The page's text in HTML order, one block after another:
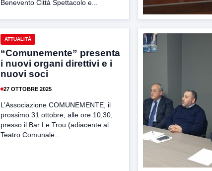
Benevento Città Spettacolo e...
ATTUALITÀ
“Comunemente” presenta
i nuovi organi direttivi e i
nuovi soci
27 OTTOBRE 2025
L’Associazione COMUNEMENTE, il
prossimo 31 ottobre, alle ore 10,30,
presso il Bar Le Trou (adiacente al
Teatro Comunale...